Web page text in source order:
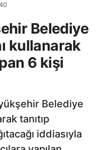
Belediye
kullanarak
6 kişi
Belediye
tanıtıp
iddiasıyla